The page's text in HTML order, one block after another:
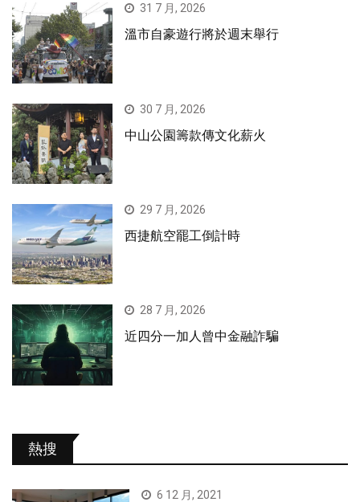
31 7 月, 2026
溫市自豪遊行將於週末舉行
30 7 月, 2026
中山公園籌款傳文化薪火
29 7 月, 2026
西捷航空罷工倒計時
28 7 月, 2026
近四分一加人曾中金融詐騙
熱搜
6 12 月, 2021